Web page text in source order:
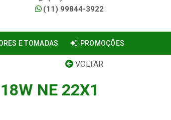
(11) 99844-3922
E TOMADAS PROMOÇÕES
VOLTAR
NE 22X1